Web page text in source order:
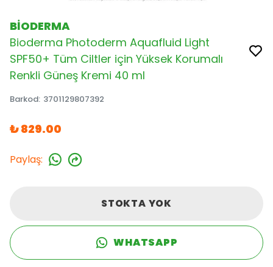
BİODERMA
Bioderma Photoderm Aquafluid Light
SPF50+ Tüm Ciltler için Yüksek Korumalı
Renkli Güneş Kremi 40 ml
Barkod: 3701129807392
₺ 829.00
Paylaş:
STOKTA YOK
WHATSAPP